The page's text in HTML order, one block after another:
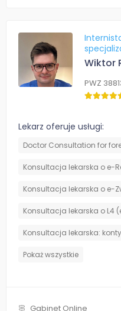
Wiktor
PWZ
Lekarz oferuje usługi:
Doctor Consultation for
Konsultacja lekarska o e-
Konsultacja lekarska o e-
Konsultacja lekarska o L4
⁠Konsultacja lekarska:
Pokaż wszystkie
Gabinet Online